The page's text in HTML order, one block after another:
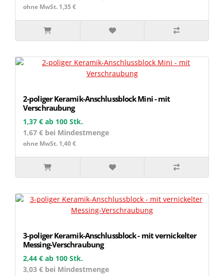
ohne MwSt. 1,35 €
2-poliger Keramik-Anschlussblock Mini - mit
Verschraubung
1,37 € ab 100 Stk.
1,67 € bei Mindestmenge
ohne MwSt. 1,40 €
3-poliger Keramik-Anschlussblock - mit vernickelter
Messing-Verschraubung
2,44 € ab 100 Stk.
3,03 € bei Mindestmenge